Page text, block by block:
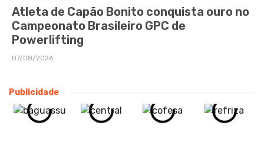
Atleta de Capão Bonito conquista ouro no
Campeonato Brasileiro GPC de
Powerlifting
07/08/2026
Publicidade